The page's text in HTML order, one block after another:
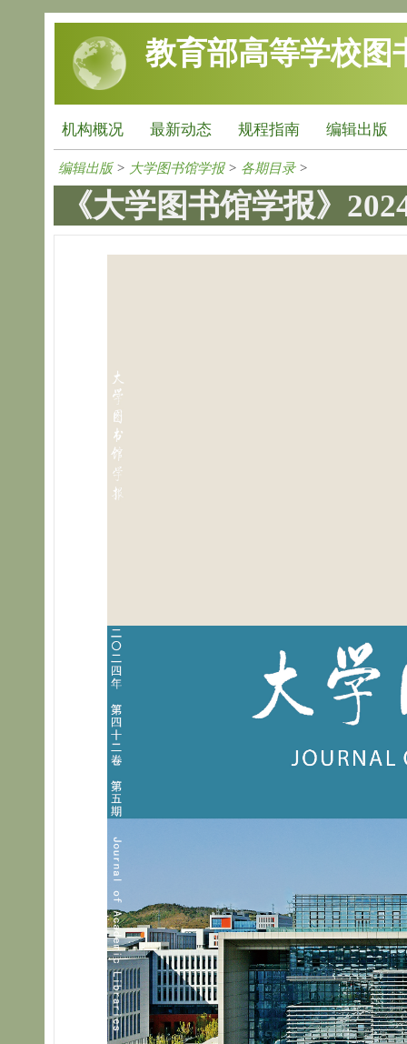
跳转到主要内容
教育部高等学校图
机构概况 最新动态 规程指南 编辑出版
编辑出版> 大学图书馆学报> 各期目录>
《大学图书馆学报》